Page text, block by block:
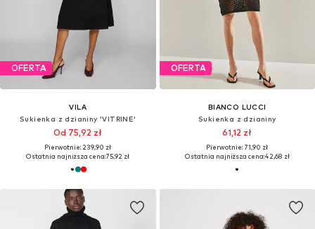
OFERTA
VILA
Sukienka z dzianiny 'VITRINE'
Od 75,92 zł
Pierwotnie: 239,90 zł
Ostatnia najniższa cena:75,92 zł
OFERTA
BIANCO LUCCI
Sukienka z dzianiny
61,12 zł
Pierwotnie: 71,90 zł
Ostatnia najniższa cena:42,68 zł